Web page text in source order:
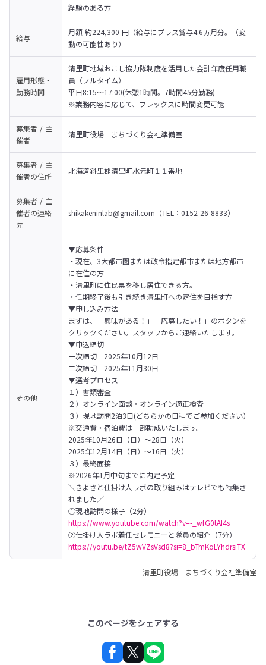
経験のある方
給与
月額 約224,300 円（給与にプラス賞与4.6ヵ月分。（変
動の可能性あり）
雇用形態・
勤務時間
清里町地域おこし協力隊制度を活用した会計年度任用職
員（フルタイム）
平日8:15〜17:00(休憩1時間。7時間45分勤務)
※業務内容に応じて、フレックスに時間変更可能
募集者 / 主
催者
清里町役場　まちづくり会社準備室
募集者 / 主
催者の住所
北海道斜里郡清里町水元町１１番地
募集者 / 主
催者の連絡
先
shikakeninlab@gmail.com（TEL：0152-26-8833）
その他
▼応募条件
・現在、3大都市圏または政令指定都市または地方都市
に在住の方
・清里町に住民票を移し居住できる方。
・任期終了後も引き続き清里町への定住を目指す方
▼申し込み方法
まずは、「興味がある！」「応募したい！」のボタンを
クリックください。スタッフからご連絡いたします。
▼申込締切
一次締切　2025年10月12日
二次締切　2025年11月30日
▼選考プロセス
１）書類審査
２）オンライン面談・オンライン適正検査
３）現地訪問2泊3日(どちらかの日程でご参加ください）
※交通費・宿泊費は一部助成いたします。
2025年10月26日（日）～28日（火）
2025年12月14日（日）～16日（火）
３）最終面接
※2026年1月中旬までに内定予定
＼きよさと仕掛け人ラボの取り組みはテレビでも特集さ
れました／
①現地訪問の様子（2分）
https://www.youtube.com/watch?v=-_wfG0tAI4s
②仕掛け人ラボ着任セレモニーと隊員の紹介（7分）
https://youtu.be/tZ5wVZsVsd8?si=8_bTmKoLYhdrsiTX
清里町役場 まちづくり会社準備室
このページをシェアする